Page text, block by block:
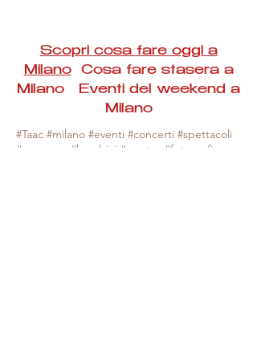
Scopri cosa fare oggi a
MilanoCosa fare stasera a
Milano Eventi del weekend a
Milano
#Taac #milano #eventi #concerti #spettacoli
#rassegne #bambini #mostre #fotografia